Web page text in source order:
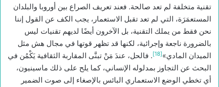
تقنية متخلفة لم تعد صالحة. فعند تعريف الصراع بين أوروبا والبلدان
المستعمَرَة، التي لم تعد تقبل الاستعمار، يجب الكف عن القول إننا
نحن فقط من يملك التقنية، بل الآخرون أيضًا لديهم تقنيات ليس
بالضرورة ناجعة وإجرائية، لكنها قد تظهر قوتها في مجال هش مثل
الميدان المادي»[18]
. فالحل، عندَ مَنْ تبنَّى المقاربة الثقافية يَكْمُن في
البحث عن التجاوز بمدلوله الإنساني، كما يلح على ذلك ماسينيون،
أي تخطي الوضع الاستعماري البائس بالإصغاء إلى صوت الضمير